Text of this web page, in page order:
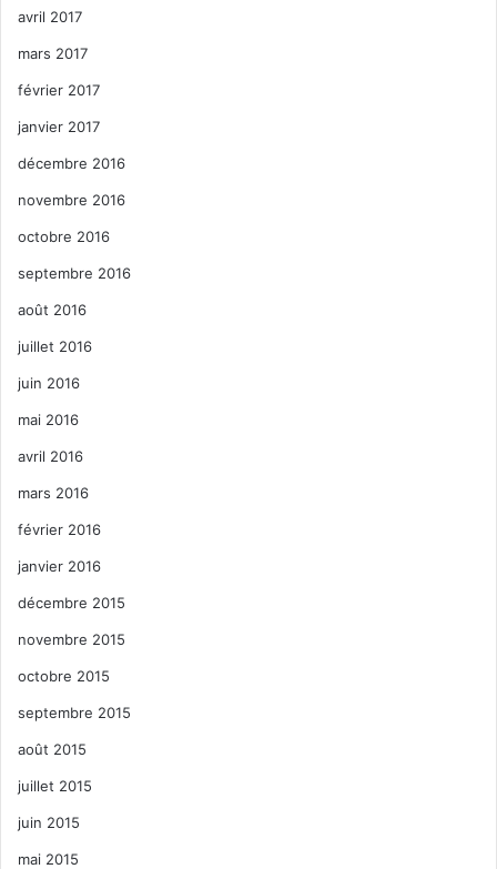
avril 2017
mars 2017
février 2017
janvier 2017
décembre 2016
novembre 2016
octobre 2016
septembre 2016
août 2016
juillet 2016
juin 2016
mai 2016
avril 2016
mars 2016
février 2016
janvier 2016
décembre 2015
novembre 2015
octobre 2015
septembre 2015
août 2015
juillet 2015
juin 2015
mai 2015